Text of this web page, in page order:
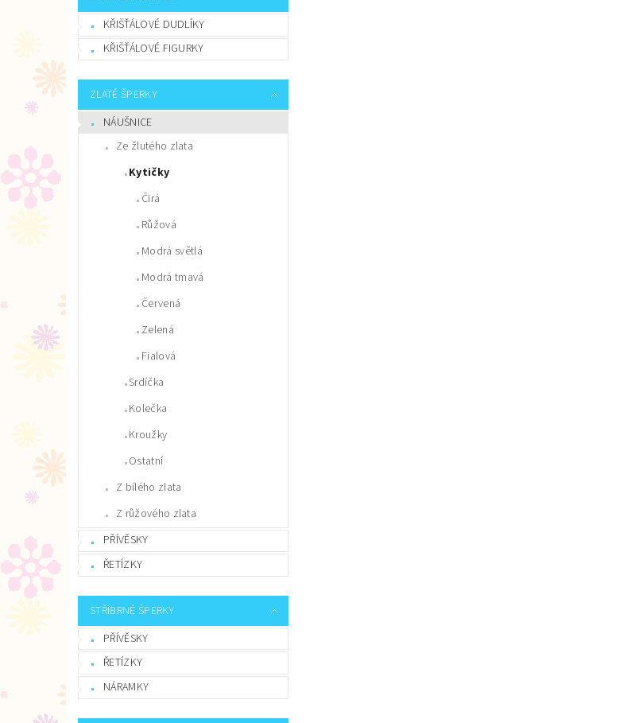
KŘIŠŤÁLOVÉ DUDLÍKY
KŘIŠŤÁLOVÉ FIGURKY
ZLATÉ ŠPERKY
NÁUŠNICE
Ze žlutého zlata
Kytičky
Čirá
Růžová
Modrá světlá
Modrá tmavá
Červená
Zelená
Fialová
Srdíčka
Kolečka
Kroužky
Ostatní
Z bílého zlata
Z růžového zlata
PŘÍVĚSKY
ŘETÍZKY
STŘÍBRNÉ ŠPERKY
PŘÍVĚSKY
ŘETÍZKY
NÁRAMKY